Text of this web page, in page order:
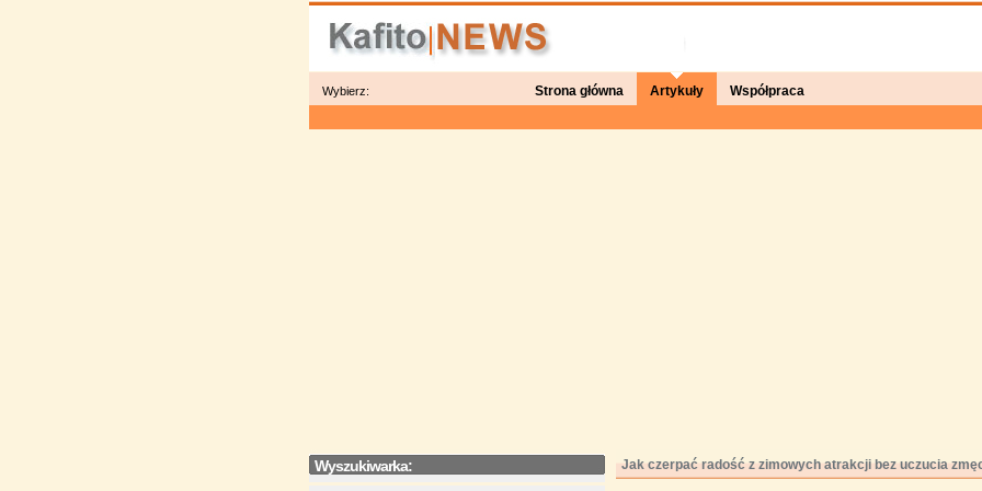
Wybierz: Strona główna Artykuły Współpraca
Jak czerpać radość z zimowych atrakcji bez uczucia
Wyszukiwarka: